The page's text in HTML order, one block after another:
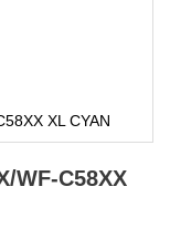
XL CYAN
WF-C58XX